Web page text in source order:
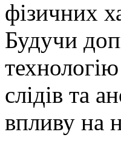
фізичних
Будучи
слідів та
впливу на